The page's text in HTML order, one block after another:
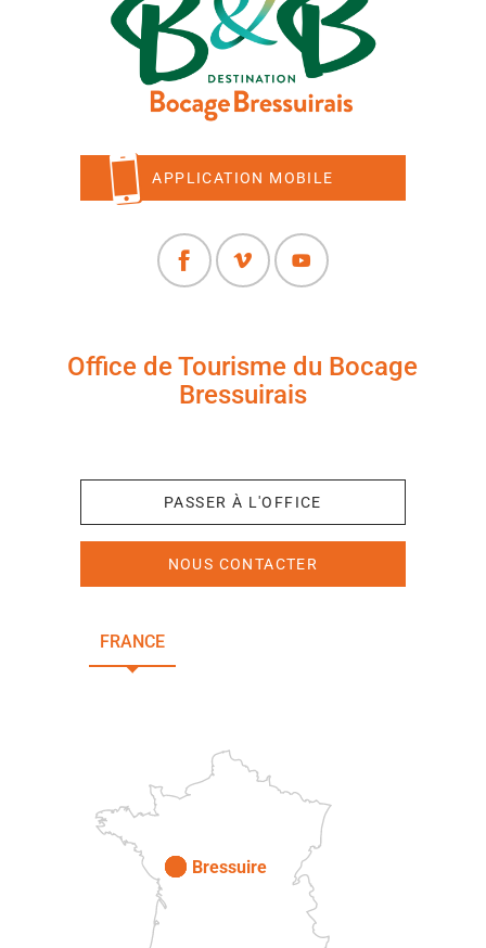
APPLICATION MOBILE
Office de Tourisme du Bocage
Bressuirais
PASSER À L'OFFICE
NOUS CONTACTER
FRANCE
Bressuire